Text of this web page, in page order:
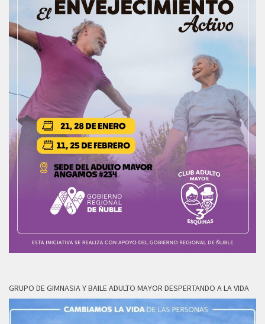
GRUPO DE GIMNASIA Y BAILE ADULTO MAYOR DESPERTANDO A LA VIDA